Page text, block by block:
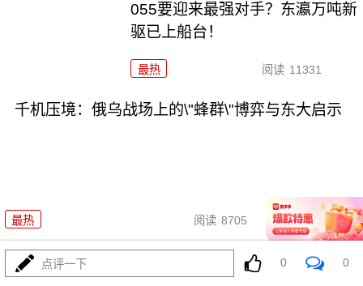
055要迎来最强对手？东瀛万吨新
驱已上船台！
最热 阅读 11331
千机压境：俄乌战场上的\"蜂群\"博弈与东大启示
最热 阅读 8705 08-04
算了不打了？特朗普这脚刹车，把全世界都晃吐了
点评一下 0 0